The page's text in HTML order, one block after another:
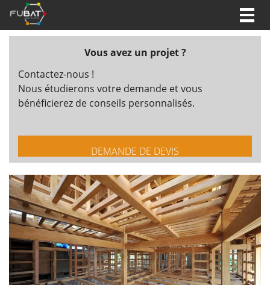
Vous avez un projet ?
Contactez-nous !
Nous étudierons votre demande et vous
bénéficierez de conseils personnalisés.
DEMANDE DE DEVIS